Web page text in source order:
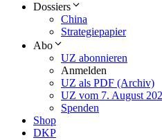
Dossiers
China
Strategiepapier
Abo
UZ abonnieren
Anmelden
UZ als PDF (Archiv)
UZ vom 7. August
Spenden
Shop
DKP